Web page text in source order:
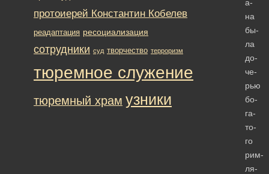
а­
на
бы­
ла
до­
че­
рью
бо­
га­
то­
го
рим­
ля­
протоиерей Константин Кобелев
реадаптация ресоциализация
сотрудники суд творчество терроризм
тюремное служение
тюремный храм узники